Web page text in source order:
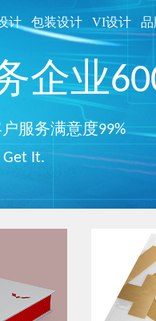
计 包装设计 VI设计 品
企业
服务满意度99%
It.